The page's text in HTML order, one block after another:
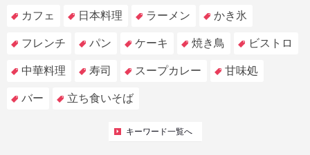
カフェ 日本料理 ラーメン かき氷
フレンチ パン ケーキ 焼き鳥 ビストロ
中華料理 寿司 スープカレー 甘味処
バー 立ち食いそば
キーワード一覧へ